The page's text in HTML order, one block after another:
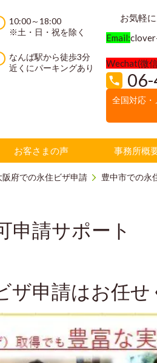
10:00～18:00
※土・日・祝を除く
なんば駅から徒歩3分
近くにパーキングあり
お気軽
Email:
Wechat(微信
全国対応・
お客さまの声 事務所概
阪府での永住ビザ申請 豊中市での永
申請サポート
ザ申請はお任せ